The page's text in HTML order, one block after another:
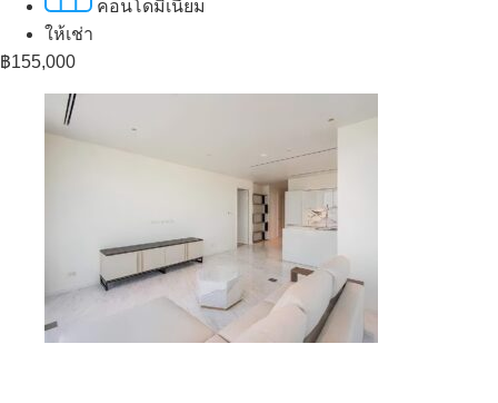
คอนโดมิเนี่ยม
ให้เช่า
฿155,000